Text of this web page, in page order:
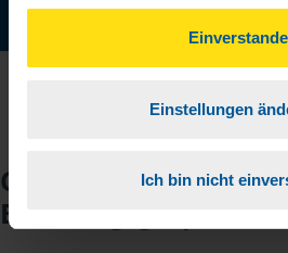
gesammelt haben. Indem Sie auf
können Sie der Verwendung von
unserer➔ Datenschutzrichtlinie
Einstellungen
Ich bin nicht
Jetzt digital
Checkliste für Ihr
Beratungsgespräch